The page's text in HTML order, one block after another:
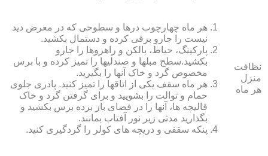
نظافت
منزل
هر ماه
هر ماه چهارچوب درها و سطوحی که در معرض دید
نیست را جارو برقی کرده و دستمال بکشید.
پارکینگ، حیاط، بالکن و راهروها را جارو
بکشید.سطح مبل‏ها و صندلی‏ها را تمیز کرده و با برس
مخصوص گرد و خاک آنها را بگیرید.
هر ماه سقف یکی از اتاق‏ها را تمیز کنید. پادری جلوی
حمام و توالت را بشویید و برای گرفتن گرد و خاک
قالیچه‏ ها، آنها را در فضای باز برده برس بکشید و
بگذارید مدتی زیر نور آفتاب بمانند.
پنکه سقفی و دریچه‏ های کولر را گردگیری کنید.